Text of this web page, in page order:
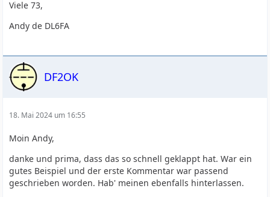
angezeigt.
Durch die Aktivierung der externen Inhalte erklären Sie sich damit
einverstanden, dass personenbezogene Daten an Drittplattformen
übermittelt werden. Mehr Informationen dazu haben wir in
unserer Datenschutzerklärung zur Verfügung gestellt.
DX
Externer Inhalt
Inhalte von externen Seiten werden ohne Ihre
Zustimmung nicht automatisch geladen und
angezeigt.
Viele 73,
Andy de DL6FA
DF2OK
18. Mai 2024 um 16:55
Moin Andy,
danke und prima, dass das so schnell geklappt hat. War ein
gutes Beispiel und der erste Kommentar war passend
geschrieben worden. Hab' meinen ebenfalls hinterlassen.